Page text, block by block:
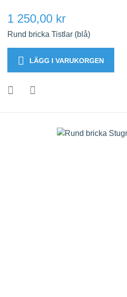
1 250,00 kr
Rund bricka Tistlar (blå)
LÄGG I VARUKORGEN